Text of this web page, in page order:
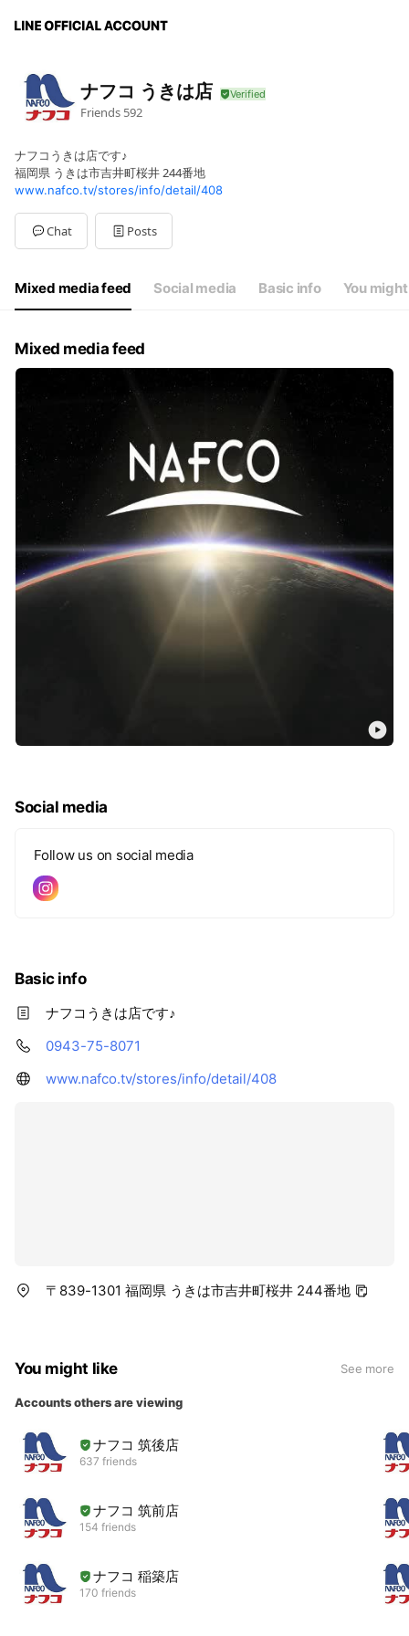
ナフコ うきは店
Friends 592
ナフコうきは店です♪
福岡県 うきは市吉井町桜井 244番地
www.nafco.tv/stores/info/detail/408
Chat Posts
Mixed media feed Social media Basic info You
Mixed media feed
Social media
Follow us on social media
Basic info
ナフコうきは店です♪
0943-75-8071
www.nafco.tv/stores/info/detail/408
〒839-1301 福岡県 うきは市吉井町桜井 244番地
You might like See more
Accounts others are viewing
ナフコ 筑後店
637 friends
ナフコ 筑前店
154 friends
ナフコ 稲築店
170 friends